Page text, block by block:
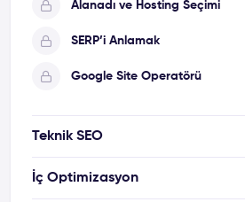
Alanadı ve Hosting Seçimi
SERP’i Anlamak
Google Site Operatörü
Teknik SEO
İç Optimizasyon